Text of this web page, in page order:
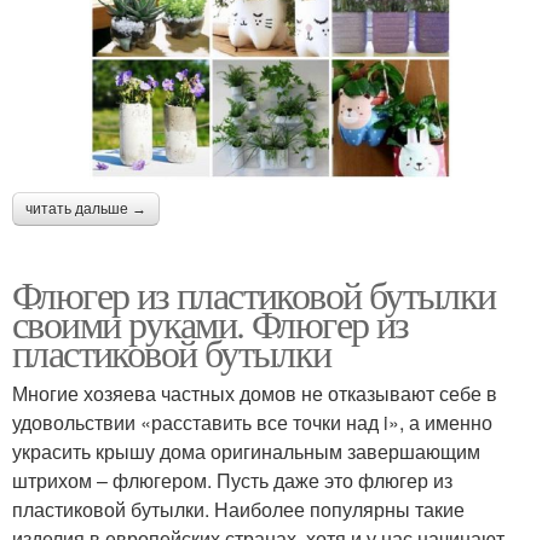
читать дальше →
Флюгер из пластиковой бутылки
своими руками. Флюгер из
пластиковой бутылки
Многие хозяева частных домов не отказывают себе в
удовольствии «расставить все точки над i», а именно
украсить крышу дома оригинальным завершающим
штрихом – флюгером. Пусть даже это флюгер из
пластиковой бутылки. Наиболее популярны такие